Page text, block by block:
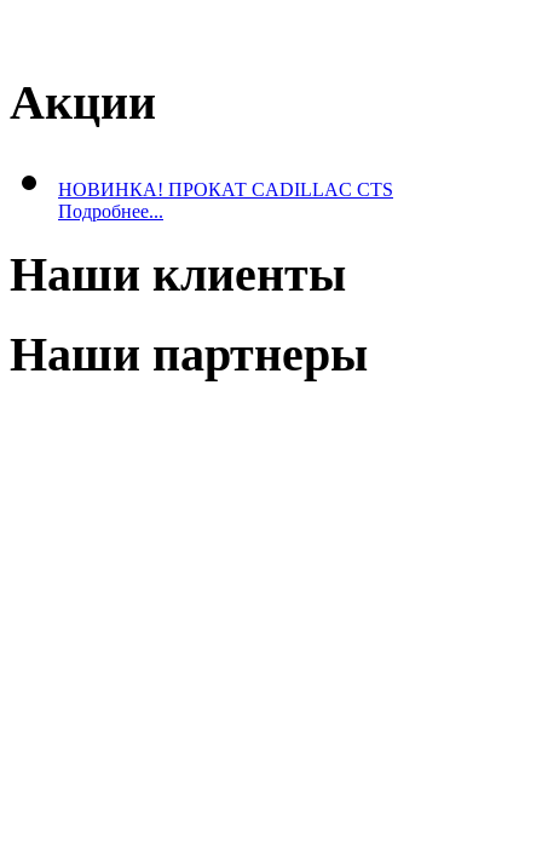
Акции
НОВИНКА! ПРОКАТ CADILLAC CTS
Подробнее...
Наши клиенты
Наши партнеры